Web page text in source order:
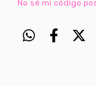
No sé mi código